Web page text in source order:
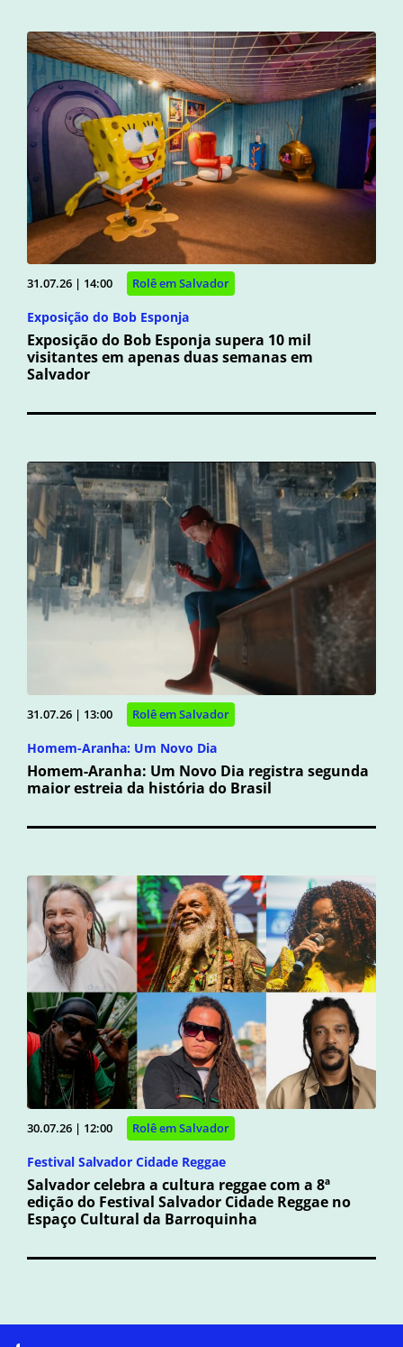
31.07.26 | 14:00 Rolê em Salvador
Exposição do Bob Esponja
Exposição do Bob Esponja supera 10 mil
visitantes em apenas duas semanas em
Salvador
31.07.26 | 13:00 Rolê em Salvador
Homem-Aranha: Um Novo Dia
Homem-Aranha: Um Novo Dia registra segunda
maior estreia da história do Brasil
30.07.26 | 12:00 Rolê em Salvador
Festival Salvador Cidade Reggae
Salvador celebra a cultura reggae com a 8ª
edição do Festival Salvador Cidade Reggae no
Espaço Cultural da Barroquinha